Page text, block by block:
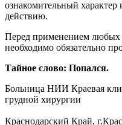
ознакомительный характер
действию.
Перед применением любых
необходимо обязательно
Тайное слово: Попался.
Больница НИИ Краевая
грудной хирургии
Краснодарский Край,